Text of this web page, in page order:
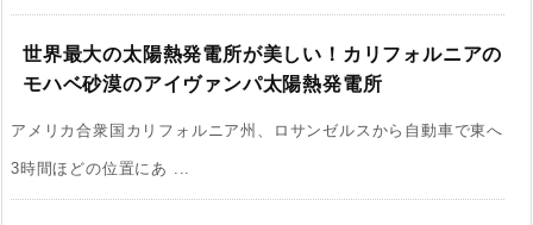
世界最大の太陽熱発電所が美しい！カリフォルニアの
モハベ砂漠のアイヴァンパ太陽熱発電所
アメリカ合衆国カリフォルニア州、ロサンゼルスから自動車で東へ
3時間ほどの位置にあ ...